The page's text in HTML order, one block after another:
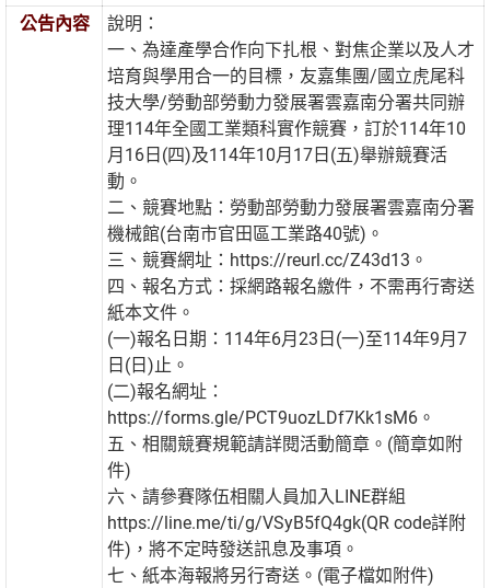
公告內容
說明：
一、為達產學合作向下扎根、對焦企業以及人才
培育與學用合一的目標，友嘉集團/國立虎尾科
技大學/勞動部勞動力發展署雲嘉南分署共同辦
理114年全國工業類科實作競賽，訂於114年10
月16日(四)及114年10月17日(五)舉辦競賽活
動。
二、競賽地點：勞動部勞動力發展署雲嘉南分署
機械館(台南市官田區工業路40號)。
三、競賽網址：https://reurl.cc/Z43d13。
四、報名方式：採網路報名繳件，不需再行寄送
紙本文件。
(一)報名日期：114年6月23日(一)至114年9月7
日(日)止。
(二)報名網址：
https://forms.gle/PCT9uozLDf7Kk1sM6。
五、相關競賽規範請詳閱活動簡章。(簡章如附
件)
六、請參賽隊伍相關人員加入LINE群組
https://line.me/ti/g/VSyB5fQ4gk(QR code詳附
件)，將不定時發送訊息及事項。
七、紙本海報將另行寄送。(電子檔如附件)